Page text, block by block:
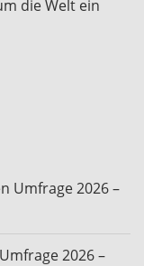
die Welt ein
Umfrage 2026 –
2026 –